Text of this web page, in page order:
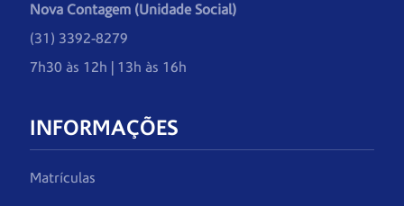
Nova Contagem (Unidade Social)
(31) 3392-8279
7h30 às 12h | 13h às 16h
INFORMAÇÕES
Matrículas